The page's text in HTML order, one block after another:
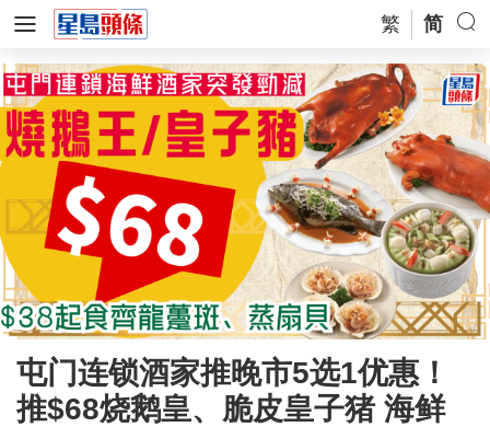
繁 简
屯门连锁酒家推晚市5选1优惠！
推$68烧鹅皇、脆皮皇子猪 海鲜